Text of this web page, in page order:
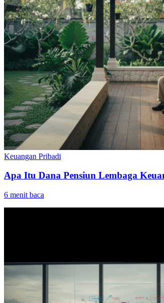
Keuangan Pribadi
Apa Itu Dana Pensiun Lembaga
6 menit baca